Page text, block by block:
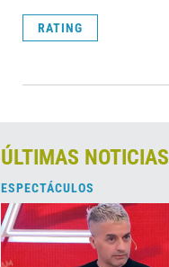
RATING
ÚLTIMAS NOTICIAS
ESPECTÁCULOS